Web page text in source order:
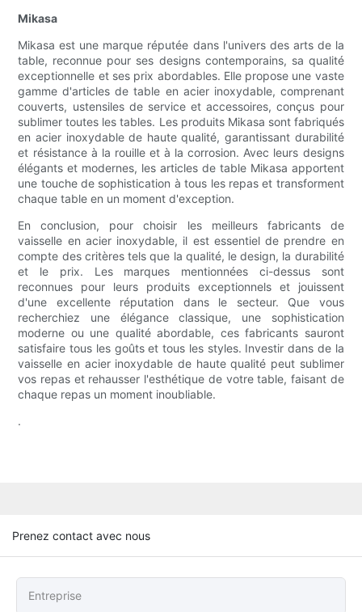
Mikasa
Mikasa est une marque réputée dans l'univers des arts de la
table, reconnue pour ses designs contemporains, sa qualité
exceptionnelle et ses prix abordables. Elle propose une vaste
gamme d'articles de table en acier inoxydable, comprenant
couverts, ustensiles de service et accessoires, conçus pour
sublimer toutes les tables. Les produits Mikasa sont fabriqués
en acier inoxydable de haute qualité, garantissant durabilité
et résistance à la rouille et à la corrosion. Avec leurs designs
élégants et modernes, les articles de table Mikasa apportent
une touche de sophistication à tous les repas et transforment
chaque table en un moment d'exception.
En conclusion, pour choisir les meilleurs fabricants de
vaisselle en acier inoxydable, il est essentiel de prendre en
compte des critères tels que la qualité, le design, la durabilité
et le prix. Les marques mentionnées ci-dessus sont
reconnues pour leurs produits exceptionnels et jouissent
d'une excellente réputation dans le secteur. Que vous
recherchiez une élégance classique, une sophistication
moderne ou une qualité abordable, ces fabricants sauront
satisfaire tous les goûts et tous les styles. Investir dans de la
vaisselle en acier inoxydable de haute qualité peut sublimer
vos repas et rehausser l'esthétique de votre table, faisant de
chaque repas un moment inoubliable.
.
Prenez contact avec nous
Entreprise